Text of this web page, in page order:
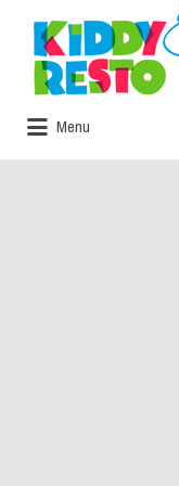
Rechercher:
Menu